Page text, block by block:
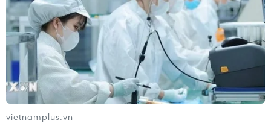
thống Barack Obama, Bill Clinton và George W.Bush.
vietnamplus.vn